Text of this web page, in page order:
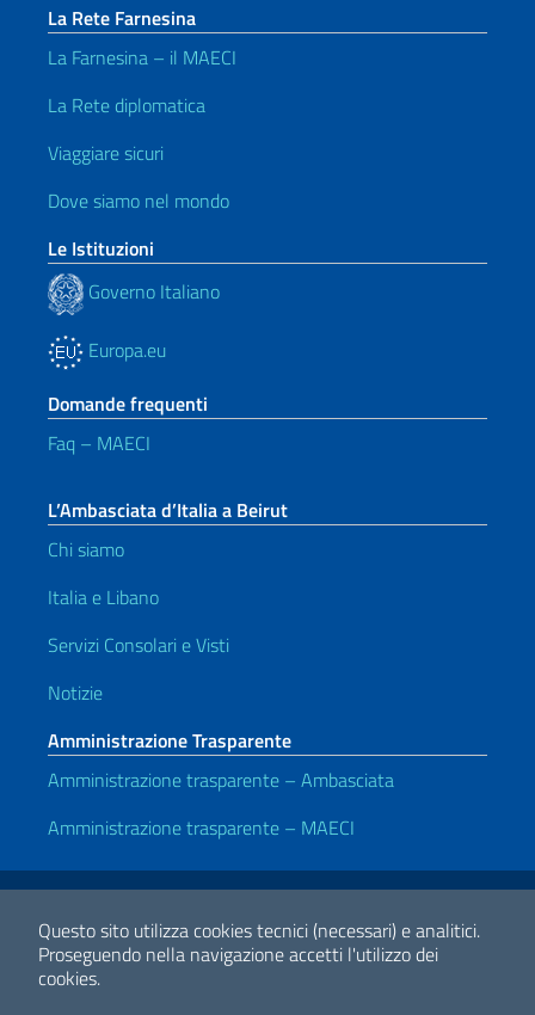
Questo sito utilizza cookies tecnici (necessari) e analitici.
Proseguendo nella navigazione accetti l'utilizzo dei
cookies.
La Rete Farnesina
La Farnesina – il MAECI
La Rete diplomatica
Viaggiare sicuri
Dove siamo nel mondo
Le Istituzioni
Governo Italiano
Europa.eu
Domande frequenti
Faq – MAECI
L’Ambasciata d’Italia a Beirut
Chi siamo
Italia e Libano
Servizi Consolari e Visti
Notizie
Amministrazione Trasparente
Amministrazione trasparente – Ambasciata
Amministrazione trasparente – MAECI
Link Utili